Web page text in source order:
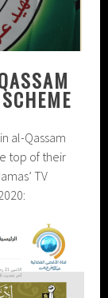
al-Qassam
top of their
TV